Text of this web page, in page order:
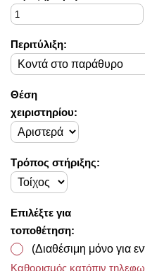
ασύγκριτο στυλ στο
με τον πιο όμορφο τρόπο!
Περιτύλιξη:
Θέση
χειριστηρίου:
Τρόπος στήριξης:
Επιλέξτε για
τοποθέτηση:
(Διαθέσιμη μόνο για
Καθορισμός κατόπιν